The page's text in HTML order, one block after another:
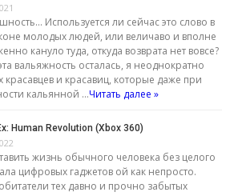
Используется ли сейчас это слово в
молодых людей, или величаво и вполне
кануло туда, откуда возврата нет вовсе?
вальяжность осталась, я неоднократно
и красавиц, которые даже при
кальянной …Читать далее »
Human Revolution (Xbox 360)
жизнь обычного человека без целого
цифровых гаджетов ой как непросто.
тех давно и прочно забытых